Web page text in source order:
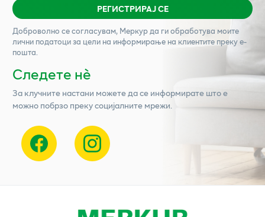
РЕГИСТРИРАЈ СЕ
Доброволно се согласувам, Меркурда ги обработува моите
лични податоци за цели на информирање на клиентите преку е-
пошта.
Следете нѐ
За клучните настани можете да се информирате што е
можно побрзо преку социјалните мрежи.